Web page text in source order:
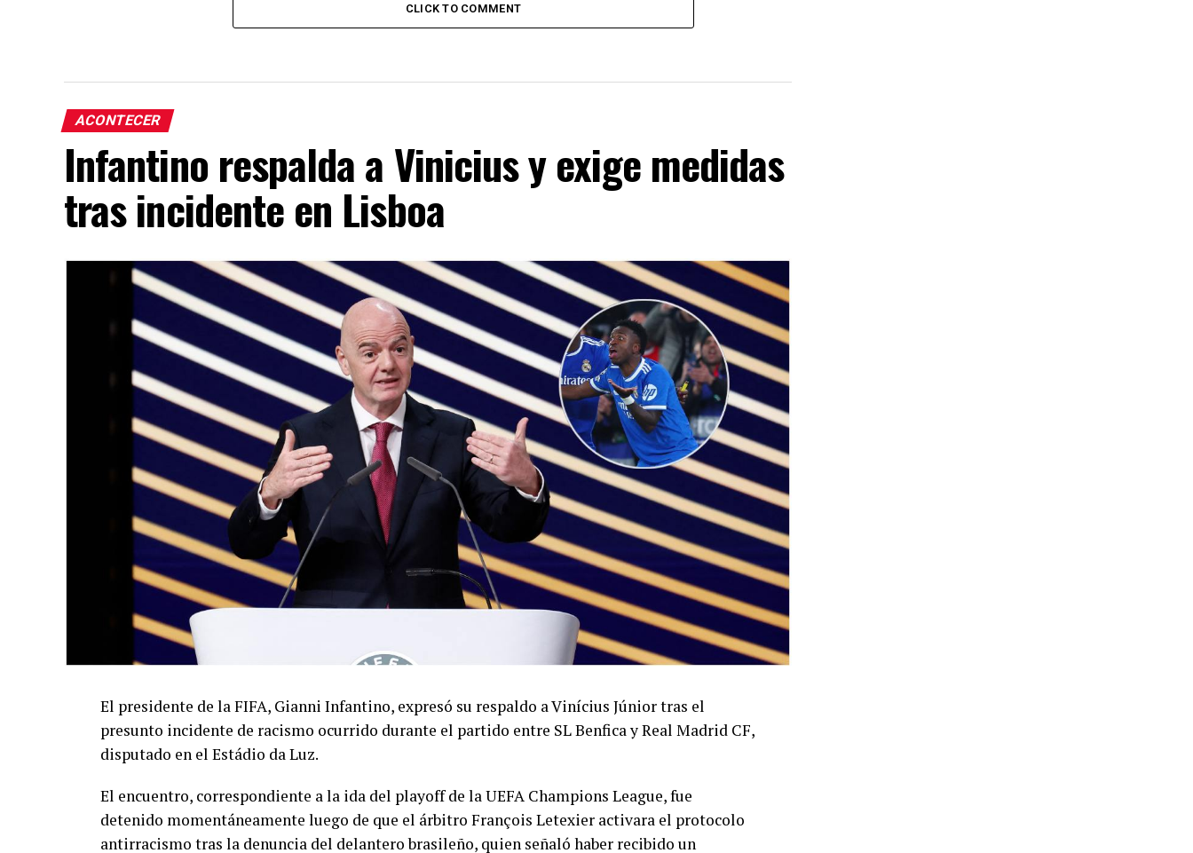
CLICK TO COMMENT
ACONTECER
Infantino respalda a Vinicius y exige medidas
tras incidente en Lisboa
El presidente de la FIFA, Gianni Infantino, expresó su respaldo a Vinícius Júnior tras el
presunto incidente de racismo ocurrido durante el partido entre SL Benfica y Real Madrid CF,
disputado en el Estádio da Luz.
El encuentro, correspondiente a la ida del playoff de la UEFA Champions League, fue
detenido momentáneamente luego de que el árbitro François Letexier activara el protocolo
antirracismo tras la denuncia del delantero brasileño, quien señaló haber recibido un